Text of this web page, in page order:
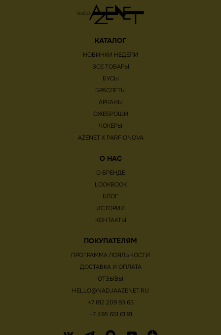
КАТАЛОГ
НОВИНКИ НЕДЕЛИ
ВСЕ ТОВАРЫ
БУСЫ
БРАСЛЕТЫ
АРКАНЫ
ОЖЕБРОШИ
ЧОКЕРЫ
AZENET Х PARFIONOVA
О НАС
О БРЕНДЕ
LOOKBOOK
БЛОГ
ИСТОРИИ
КОНТАКТЫ
ПОКУПАТЕЛЯМ
ПРОГРАММА ЛОЯЛЬНОСТИ
ДОСТАВКА И ОПЛАТА
ОТЗЫВЫ
HELLO@NADJAAZENET.RU
+7 812 209 93 63
+7 495 651 61 91